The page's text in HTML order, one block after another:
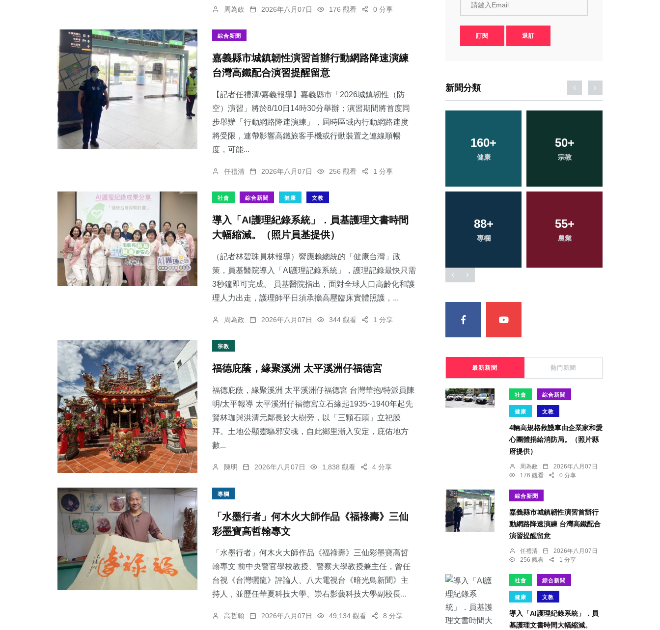
周為政 2026年八月07日 176 觀看 0 分享
綜合新聞
嘉義縣市城鎮韌性演習首辦行動網路降速演練
台灣高鐵配合演習提醒留意
【記者任禮清/嘉義報導】嘉義縣市「2026城鎮韌性（防
空）演習」將於8/10日14時30分舉辦；演習期間將首度同
步舉辦「行動網路降速演練」，屆時區域內行動網路速度
將受限，連帶影響高鐵旅客手機或行動裝置之連線順暢
度，可能...
任禮清 2026年八月07日 256 觀看 1 分享
社會 綜合新聞 健康 文教
導入「AI護理紀錄系統」．員基護理文書時間
大幅縮減。（照片員基提供）
（記者林碧珠員林報導）響應賴總統的「健康台灣」政
策，員基醫院導入「AI護理記錄系統」，護理記錄最快只需
3秒鐘即可完成。 員基醫院指出，面對全球人口高齡化和護
理人力出走，護理師平日須承擔高壓臨床實體照護，...
周為政 2026年八月07日 344 觀看 1 分享
宗教
福德庇蔭，緣聚溪洲 太平溪洲仔福德宮
福德庇蔭，緣聚溪洲 太平溪洲仔福德宮 台灣華抱/特派員陳
明/太平報導 太平溪洲仔福德宮立石緣起1935~1940年起先
賢林珈與洪清元鄰長於大樹旁，以「三顆石頭」立祀膜
拜。土地公顯靈驅邪安魂，自此鄉里漸入安定，庇佑地方
數...
陳明 2026年八月07日 1,838 觀看 4 分享
專欄
「水墨行者」何木火大師作品《福祿壽》三仙
彩墨寶高哲翰專文
「水墨行者」何木火大師作品《福祿壽》三仙彩墨寶高哲
翰專文 前中央警官學校教授、警察大學教授兼主任，曾任
台視《台灣曬龍》評論人、八大電視台《暗光鳥新聞》主
持人，並歷任華夏科技大學、崇右影藝科技大學副校長...
高哲翰 2026年八月07日 49,134 觀看 8 分享
請鍵入Email
訂閱 退訂
新聞分類
302+
177+
文教
1 542+
124 +
旅遊
160+ 50
88 +
專欄
55
38+
頭條
302+
社會
26+
科技新知
175+
文教
最新新聞 熱門新聞
社會 綜合新聞
健康 文教
4輛高規格救護車由企業家和愛
心團體捐給消防局。（照片縣
府提供）
周為政
2026年八月07日
176 觀看
0 分享
綜合新聞
嘉義縣市城鎮韌性演習首辦行
動網路降速演練 台灣高鐵配合
演習提醒留意
任禮清
2026年八月07日
256 觀看
1 分享
社會 綜合新聞
健康 文教
導入「AI護理紀錄系統」．員
基護理文書時間大幅縮減。